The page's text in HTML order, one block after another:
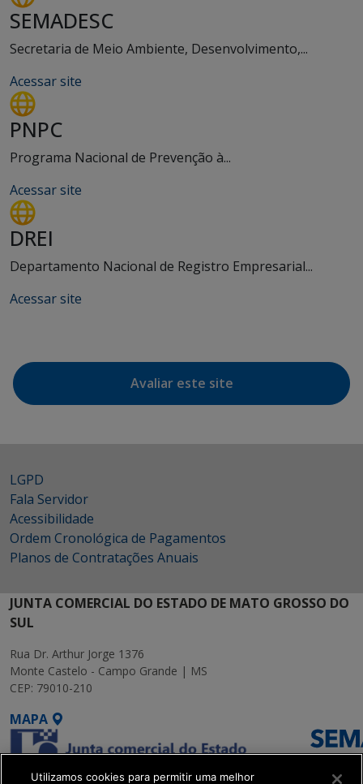
SEMADESC
Secretaria de Meio Ambiente, Desenvolvimento,...
Acessar site
PNPC
Programa Nacional de Prevenção à...
Acessar site
DREI
Departamento Nacional de Registro Empresarial...
Acessar site
Avaliar este site
LGPD
Fala Servidor
Acessibilidade
Ordem Cronológica de Pagamentos
Planos de Contratações Anuais
JUNTA COMERCIAL DO ESTADO DE MATO GROSSO DO
SUL
Rua Dr. Arthur Jorge 1376
Monte Castelo - Campo Grande | MS
CEP: 79010-210
MAPA
Utilizamos cookies para permitir uma melhor